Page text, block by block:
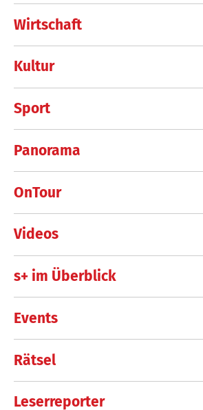
Wirtschaft
Kultur
Sport
Panorama
OnTour
Videos
s+ im Überblick
Events
Rätsel
Leserreporter